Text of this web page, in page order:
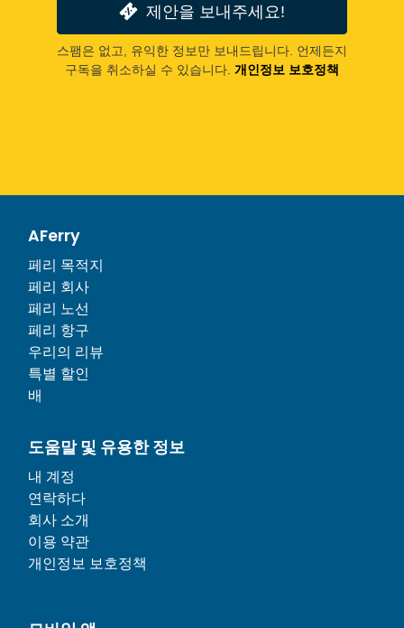
제안을 보내주세요!
스팸은 없고, 유익한 정보만 보내드립니다. 언제든지
구독을 취소하실 수 있습니다. 개인정보 보호정책
AFerry
페리 목적지
페리 회사
페리 노선
페리 항구
우리의 리뷰
특별 할인
배
도움말 및 유용한 정보
내 계정
연락하다
회사 소개
이용 약관
개인정보 보호정책